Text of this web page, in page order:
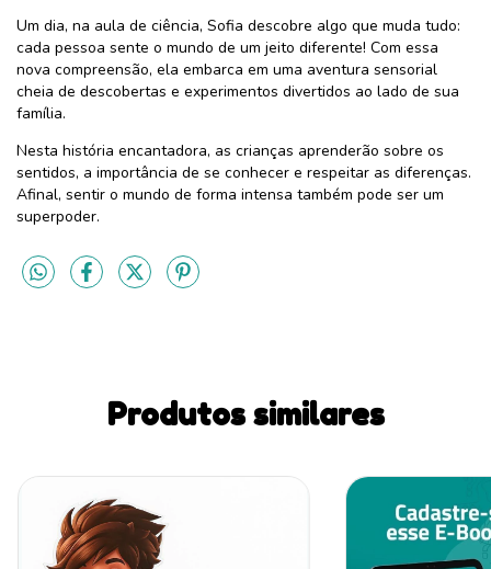
Um dia, na aula de ciência, Sofia descobre algo que muda tudo:
cada pessoa sente o mundo de um jeito diferente! Com essa
nova compreensão, ela embarca em uma aventura sensorial
cheia de descobertas e experimentos divertidos ao lado de sua
família.
Nesta história encantadora, as crianças aprenderão sobre os
sentidos, a importância de se conhecer e respeitar as diferenças.
Afinal, sentir o mundo de forma intensa também pode ser um
superpoder.
Produtos similares